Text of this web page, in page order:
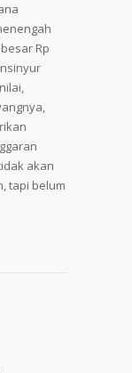
Rp
akan
tapi belum